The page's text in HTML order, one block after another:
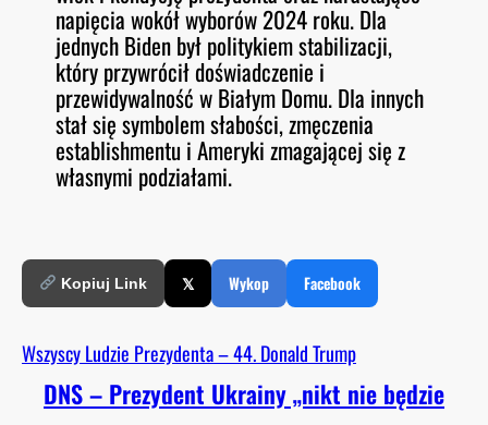
napięcia wokół wyborów 2024 roku. Dla
jednych Biden był politykiem stabilizacji,
który przywrócił doświadczenie i
przewidywalność w Białym Domu. Dla innych
stał się symbolem słabości, zmęczenia
establishmentu i Ameryki zmagającej się z
własnymi podziałami.
Kopiuj Link 𝕏 Wykop Facebook
Wszyscy Ludzie Prezydenta – 44. Donald Trump
DNS – Prezydent Ukrainy „nikt nie będzie